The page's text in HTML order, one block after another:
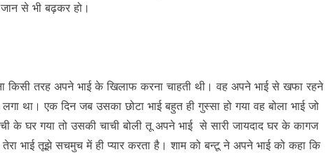
से भी बढ़कर हो।
किसी तरह अपने भाई के खिलाफ करना चाहती थी। वह अपने भाई से खफा रहने
था। एक दिन जब उसका छोटा भाई बहुत ही गुस्सा हो गया वह बोला भाई जो
के घर गया तो उसकी चाची बोली तू अपने भाई से सारी जायदाद घर के कागज
भाई तूझे सचमुच में ही प्यार करता है। शाम को बन्टू ने अपने भाई को कहा कि